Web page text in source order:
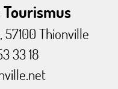
57100 Thionville
33 18